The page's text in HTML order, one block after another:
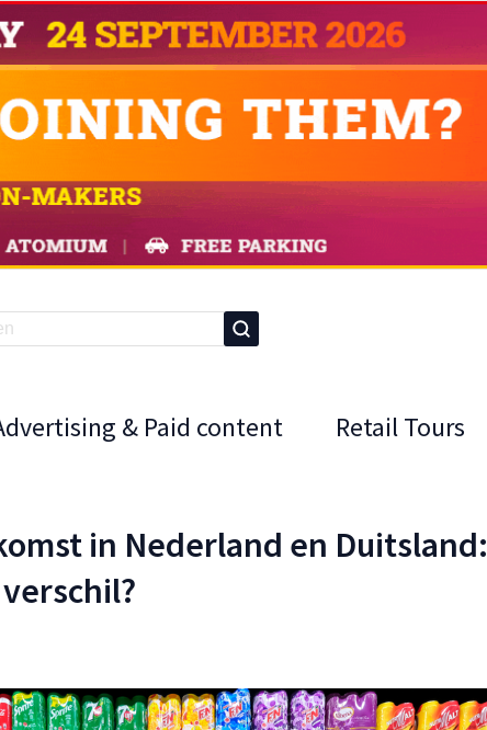
& Paid content Retail Tours
in Nederland en Duitsland: